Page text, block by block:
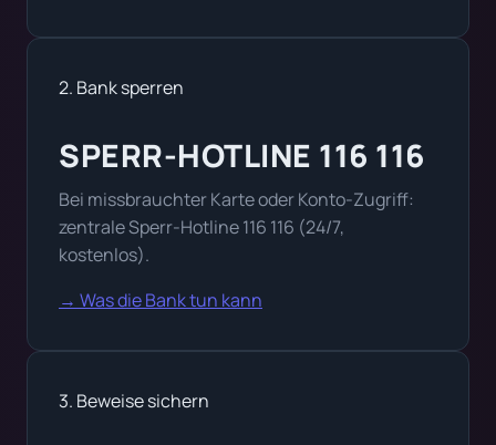
2. Bank sperren
SPERR-HOTLINE 116 116
Bei missbrauchter Karte oder Konto-Zugriff:
zentrale Sperr-Hotline 116 116 (24/7,
kostenlos).
→ Was die Bank tun kann
3. Beweise sichern